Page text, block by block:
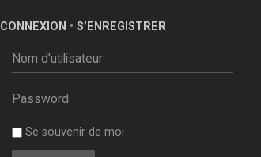
CONNEXION • S’ENREGISTRER
Se souvenir de moi